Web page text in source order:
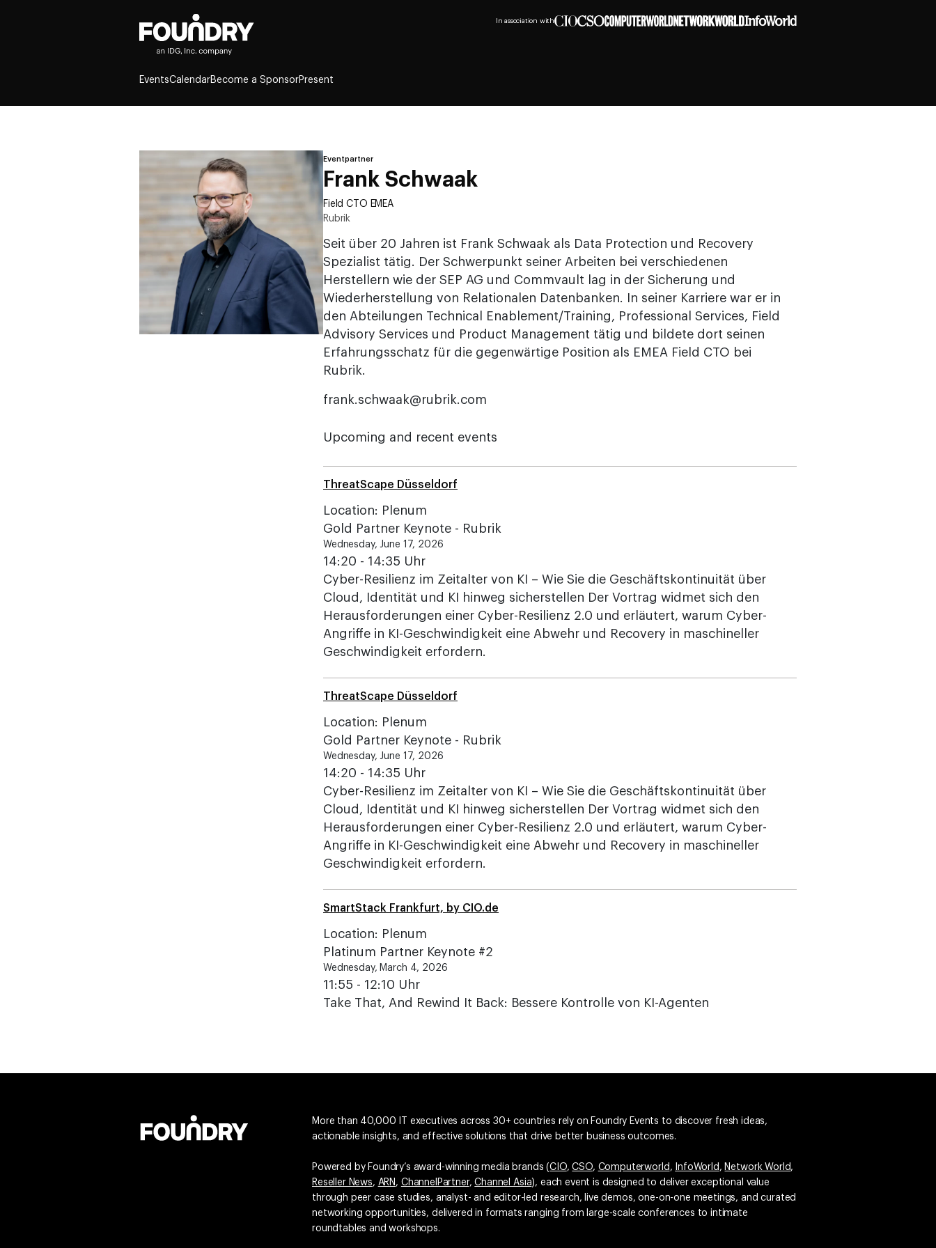
In association with
EventsCalendarBecome a SponsorPresent
Eventpartner
Frank Schwaak
Field CTO EMEA
Rubrik
Seit über 20 Jahren ist Frank Schwaak als Data Protection und Recovery
Spezialist tätig. Der Schwerpunkt seiner Arbeiten bei verschiedenen
Herstellern wie der SEP AG und Commvault lag in der Sicherung und
Wiederherstellung von Relationalen Datenbanken. In seiner Karriere war er in
den Abteilungen Technical Enablement/Training, Professional Services, Field
Advisory Services und Product Management tätig und bildete dort seinen
Erfahrungsschatz für die gegenwärtige Position als EMEA Field CTO bei
Rubrik.
frank.schwaak@rubrik.com
Upcoming and recent events
ThreatScape Düsseldorf
Location: Plenum
Gold Partner Keynote - Rubrik
Wednesday, June 17, 2026
14:20 - 14:35 Uhr
Cyber-Resilienz im Zeitalter von KI – Wie Sie die Geschäftskontinuität über
Cloud, Identität und KI hinweg sicherstellen Der Vortrag widmet sich den
Herausforderungen einer Cyber-Resilienz 2.0 und erläutert, warum Cyber-
Angriffe in KI-Geschwindigkeit eine Abwehr und Recovery in maschineller
Geschwindigkeit erfordern.
ThreatScape Düsseldorf
Location: Plenum
Gold Partner Keynote - Rubrik
Wednesday, June 17, 2026
14:20 - 14:35 Uhr
Cyber-Resilienz im Zeitalter von KI – Wie Sie die Geschäftskontinuität über
Cloud, Identität und KI hinweg sicherstellen Der Vortrag widmet sich den
Herausforderungen einer Cyber-Resilienz 2.0 und erläutert, warum Cyber-
Angriffe in KI-Geschwindigkeit eine Abwehr und Recovery in maschineller
Geschwindigkeit erfordern.
SmartStack Frankfurt, by CIO.de
Location: Plenum
Platinum Partner Keynote #2
Wednesday, March 4, 2026
11:55 - 12:10 Uhr
Take That, And Rewind It Back: Bessere Kontrolle von KI-Agenten
More than 40,000 IT executives across 30+ countries rely on Foundry Events to discover fresh ideas,
actionable insights, and effective solutions that drive better business outcomes.
Powered by Foundry’s award-winning media brands (CIO,CSO, Computerworld , InfoWorld , Network World,
Reseller News, ARN , ChannelPartner,Channel Asia), each event is designed to deliver exceptional value
through peer case studies, analyst- and editor-led research, live demos, one-on-one meetings, and curated
networking opportunities, delivered in formats ranging from large-scale conferences to intimate
roundtables and workshops.